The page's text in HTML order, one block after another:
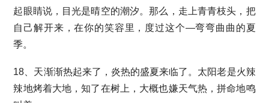
起眼睛说，目光是晴空的潮汐。那么，走上青青枝头，把
自己解开来，在你的笑容里，度过这个―弯弯曲曲的夏
季。
18、天渐渐热起来了，炎热的盛夏来临了。太阳老是火辣
辣地烤着大地，知了在树上，大概也嫌天气热，拼命地鸣